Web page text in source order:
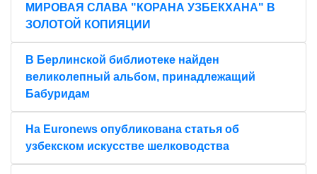
МИРОВАЯ СЛАВА "КОРАНА УЗБЕКХАНА" В
ЗОЛОТОЙ КОПИЯЦИИ
В Берлинской библиотеке найден
великолепный альбом, принадлежащий
Бабуридам
На Euronews опубликована статья об
узбекском искусстве шелководства